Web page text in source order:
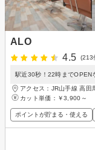
ALO
4.5
(213
駅近30秒！22時までOPEN
アクセス：JR山手線 高田
カット単価： ￥3,900～
ポイントが貯まる・使える